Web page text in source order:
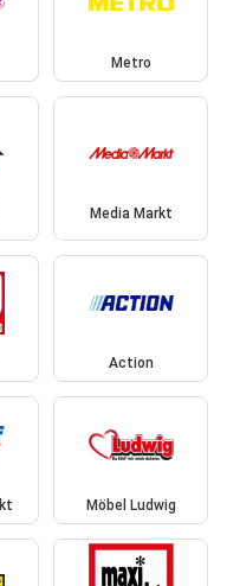
Metro
Media Markt
Action
Möbel Ludwig